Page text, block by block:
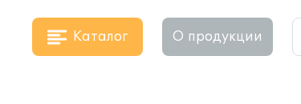
Каталог О продукции